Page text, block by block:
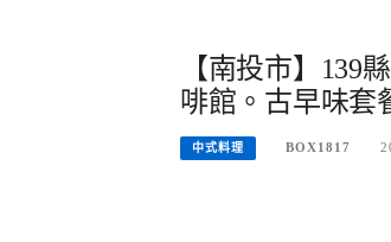
【南投市】139
啡館。古早味套
中式料理 BOX1817